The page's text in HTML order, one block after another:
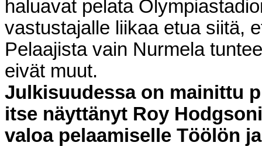
haluavat pelata
vastustajalle liikaa etua siitä,
Pelaajista vain Nurmela
eivät muut.
Julkisuudessa on mainittu
itse näyttänyt Roy
valoa pelaamiselle Töölön